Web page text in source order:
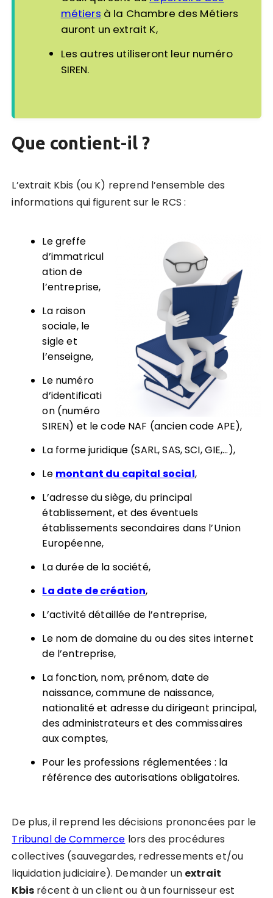
métiers à la Chambre des Métiers
auront un extrait K,
Les autres utiliseront leur numéro
SIREN.
Que contient-il ?
L’extrait Kbis (ou K) reprend l’ensemble des
informations qui figurent sur le RCS :
Le greffe
d’immatricul
ation de
l’entreprise,
La raison
sociale, le
sigle et
l’enseigne,
Le numéro
d’identificati
on (numéro
SIREN) et le code NAF (ancien code APE),
La forme juridique (SARL, SAS, SCI, GIE,…),
Le montant du capital social,
L’adresse du siège, du principal
établissement, et des éventuels
établissements secondaires dans l’Union
Européenne,
La durée de la société,
La date de création,
L’activité détaillée de l’entreprise,
Le nom de domaine du ou des sites internet
de l’entreprise,
La fonction, nom, prénom, date de
naissance, commune de naissance,
nationalité et adresse du dirigeant principal,
des administrateurs et des commissaires
aux comptes,
Pour les professions réglementées : la
référence des autorisations obligatoires.
De plus, il reprend les décisions prononcées par le
Tribunal de Commerce lors des procédures
collectives (sauvegardes, redressements et/ou
liquidation judiciaire). Demander un extrait
Kbis récent à un client ou à un fournisseur est